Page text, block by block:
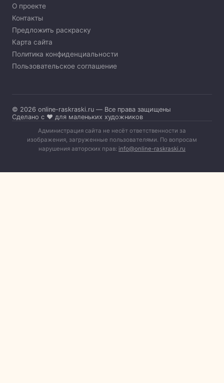
О проекте
Контакты
Предложить раскраску
Карта сайта
Политика конфиденциальности
Пользовательское соглашение
© 2026 online-raskraski.ru — Все права защищены
Сделано с ❤️ для маленьких художников
Администрация сайта не несёт ответственности за
изображения, загруженные пользователями. По вопросам
нарушения авторских прав: info@online-raskraski.ru